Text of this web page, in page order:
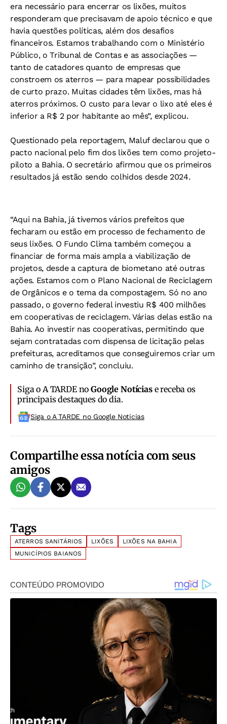
era necessário para encerrar os lixões, muitos
responderam que precisavam de apoio técnico e que
havia questões políticas, além dos desafios
financeiros. Estamos trabalhando com o Ministério
Público, o Tribunal de Contas e as associações —
tanto de catadores quanto de empresas que
constroem os aterros — para mapear possibilidades
de curto prazo. Muitas cidades têm lixões, mas há
aterros próximos. O custo para levar o lixo até eles é
inferior a R$ 2 por habitante ao mês”, explicou.
Questionado pela reportagem, Maluf declarou que o
pacto nacional pelo fim dos lixões tem como projeto-
piloto a Bahia. O secretário afirmou que os primeiros
resultados já estão sendo colhidos desde 2024.
“Aqui na Bahia, já tivemos vários prefeitos que
fecharam ou estão em processo de fechamento de
seus lixões. O Fundo Clima também começou a
financiar de forma mais ampla a viabilização de
projetos, desde a captura de biometano até outras
ações. Estamos com o Plano Nacional de Reciclagem
de Orgânicos e o tema da compostagem. Só no ano
passado, o governo federal investiu R$ 400 milhões
em cooperativas de reciclagem. Várias delas estão na
Bahia. Ao investir nas cooperativas, permitindo que
sejam contratadas com dispensa de licitação pelas
prefeituras, acreditamos que conseguiremos criar um
caminho de transição”, concluiu.
Siga o A TARDE noGoogle Notíciase receba os
principais destaques do dia.
Siga o A TARDE no Google Noticias
Compartilhe essa notícia com seus
amigos
Tags
ATERROS SANITÁRIOS LIXÕES
LIXÕES NA BAHIA
MUNICÍPIOS BAIANOS